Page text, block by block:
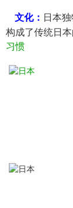
文化： 日本
构成了传统日
习惯